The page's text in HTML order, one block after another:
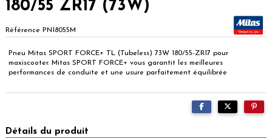
180/55 ZR17 (73W)
Référence PN18055M
Pneu Mitas SPORT FORCE+ TL (Tubeless) 73W 180/55-ZR17 pour
maxiscooter. Mitas SPORT FORCE+ vous garantit les meilleures
performances de conduite et une usure parfaitement équilibrée
Détails du produit